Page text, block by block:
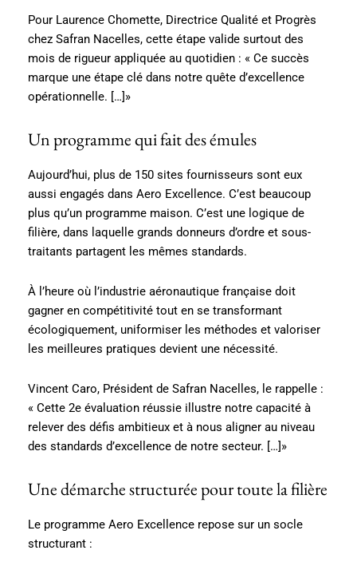
Pour Laurence Chomette, Directrice Qualité et Progrès
chez Safran Nacelles, cette étape valide surtout des
mois de rigueur appliquée au quotidien : « Ce succès
marque une étape clé dans notre quête d’excellence
opérationnelle. […]»
Un programme qui fait des émules
Aujourd’hui, plus de 150 sites fournisseurs sont eux
aussi engagés dans Aero Excellence. C’est beaucoup
plus qu’un programme maison. C’est une logique de
filière, dans laquelle grands donneurs d’ordre et sous-
traitants partagent les mêmes standards.
À l’heure où l’industrie aéronautique française doit
gagner en compétitivité tout en se transformant
écologiquement, uniformiser les méthodes et valoriser
les meilleures pratiques devient une nécessité.
Vincent Caro, Président de Safran Nacelles, le rappelle :
« Cette 2e évaluation réussie illustre notre capacité à
relever des défis ambitieux et à nous aligner au niveau
des standards d’excellence de notre secteur. […]»
Une démarche structurée pour toute la filière
Le programme Aero Excellence repose sur un socle
structurant :